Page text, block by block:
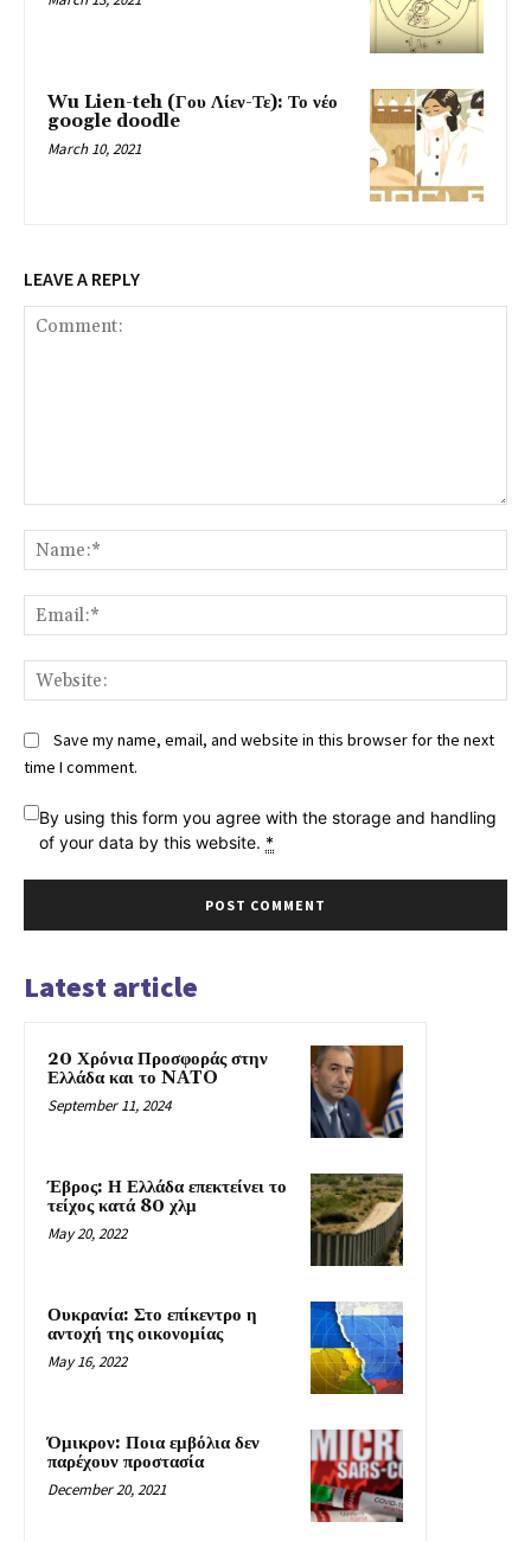
Wu Lien-teh (Γου Λίεν-Τε): Το νέο
google doodle
March 10, 2021
LEAVE A REPLY
Save my name, email, and website in this browser for the next
time I comment.
By using this form you agree with the storage and handling
of your data by this website. *
Latest article
20 Χρόνια Προσφοράς στην
Ελλάδα και το NATO
September 11, 2024
Έβρος: Η Ελλάδα επεκτείνει το
τείχος κατά 80 χλμ
May 20, 2022
Ουκρανία: Στο επίκεντρο η
αντοχή της οικονομίας
May 16, 2022
Όμικρον: Ποια εμβόλια δεν
παρέχουν προστασία
December 20, 2021